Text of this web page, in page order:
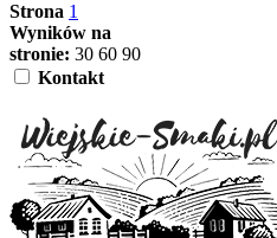
Strona 1
Wyników na
stronie: 30 60 90
Kontakt